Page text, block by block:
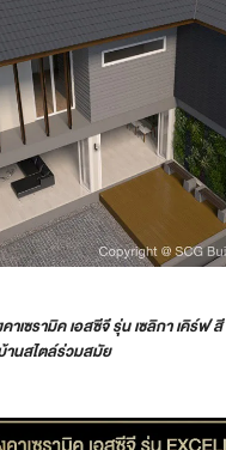
เซรามิค เอสซีจี รุ่น เซลิกา เคิร์ฟ สี
านสไตล์ร่วมสมัย